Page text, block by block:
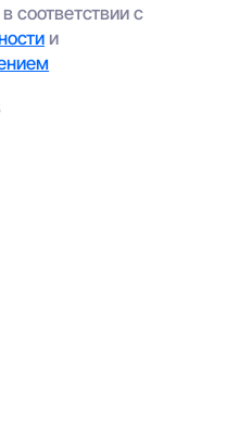
соответствии с
и